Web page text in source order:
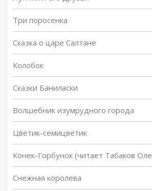
Три поросенка
Сказка о царе Салтане
Колобок
Сказки Баниласки
Волшебник изумрудного города
Цветик-семицветик
Конек-Горбунок (читает Табаков
Снежная королева